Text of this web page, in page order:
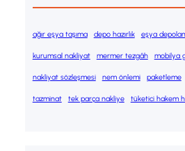
ağır eşya taşıma depo hazırlık eşya
kurumsal nakliyat mermer tezgâh mobilya
nakliyat sözleşmesi nem önlemi paketleme
tazminat tek parça nakliye tüketici hakem